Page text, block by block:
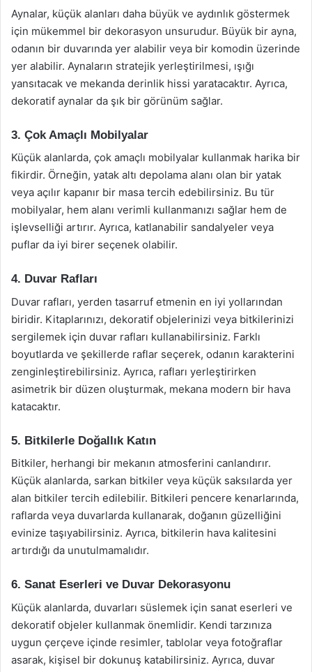
Aynalar, küçük alanları daha büyük ve aydınlık göstermek
için mükemmel bir dekorasyon unsurudur. Büyük bir ayna,
odanın bir duvarında yer alabilir veya bir komodin üzerinde
yer alabilir. Aynaların stratejik yerleştirilmesi, ışığı
yansıtacak ve mekanda derinlik hissi yaratacaktır. Ayrıca,
dekoratif aynalar da şık bir görünüm sağlar.
3. Çok Amaçlı Mobilyalar
Küçük alanlarda, çok amaçlı mobilyalar kullanmak harika bir
fikirdir. Örneğin, yatak altı depolama alanı olan bir yatak
veya açılır kapanır bir masa tercih edebilirsiniz. Bu tür
mobilyalar, hem alanı verimli kullanmanızı sağlar hem de
işlevselliği artırır. Ayrıca, katlanabilir sandalyeler veya
puflar da iyi birer seçenek olabilir.
4. Duvar Rafları
Duvar rafları, yerden tasarruf etmenin en iyi yollarından
biridir. Kitaplarınızı, dekoratif objelerinizi veya bitkilerinizi
sergilemek için duvar rafları kullanabilirsiniz. Farklı
boyutlarda ve şekillerde raflar seçerek, odanın karakterini
zenginleştirebilirsiniz. Ayrıca, rafları yerleştirirken
asimetrik bir düzen oluşturmak, mekana modern bir hava
katacaktır.
5. Bitkilerle Doğallık Katın
Bitkiler, herhangi bir mekanın atmosferini canlandırır.
Küçük alanlarda, sarkan bitkiler veya küçük saksılarda yer
alan bitkiler tercih edilebilir. Bitkileri pencere kenarlarında,
raflarda veya duvarlarda kullanarak, doğanın güzelliğini
evinize taşıyabilirsiniz. Ayrıca, bitkilerin hava kalitesini
artırdığı da unutulmamalıdır.
6. Sanat Eserleri ve Duvar Dekorasyonu
Küçük alanlarda, duvarları süslemek için sanat eserleri ve
dekoratif objeler kullanmak önemlidir. Kendi tarzınıza
uygun çerçeve içinde resimler, tablolar veya fotoğraflar
asarak, kişisel bir dokunuş katabilirsiniz. Ayrıca, duvar